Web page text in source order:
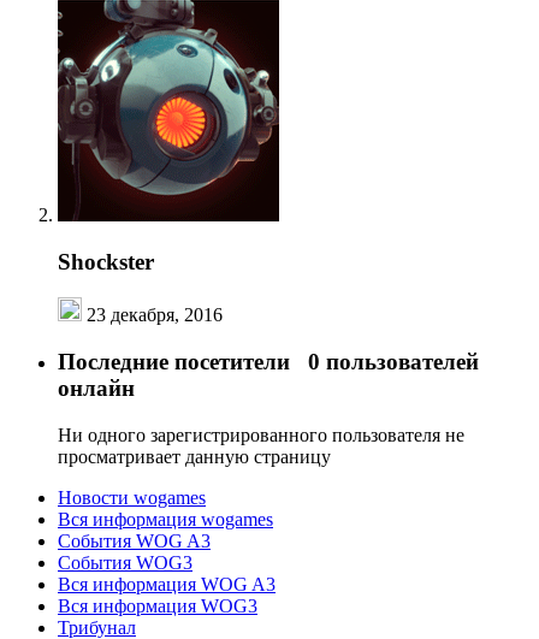
Shockster
23 декабря, 2016
Последние посетители 0 пользователей
онлайн
Ни одного зарегистрированного пользователя не
просматривает данную страницу
Новости wogames
Вся информация wogames
События WOG A3
События WOG3
Вся информация WOG A3
Вся информация WOG3
Трибунал